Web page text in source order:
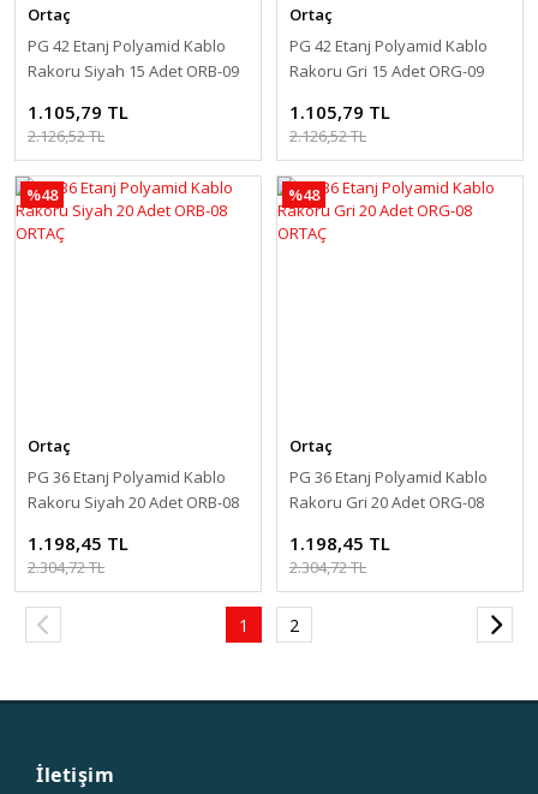
Ortaç
PG 42 Etanj Polyamid Kablo
Rakoru Siyah 15 Adet ORB-09
1.105,79 TL
2.126,52 TL
Ortaç
PG 42 Etanj Polyamid Kablo
Rakoru Gri 15 Adet ORG-09
1.105,79 TL
2.126,52 TL
%48
Ortaç
PG 36 Etanj Polyamid Kablo
Rakoru Siyah 20 Adet ORB-08
1.198,45 TL
2.304,72 TL
%48
Ortaç
PG 36 Etanj Polyamid Kablo
Rakoru Gri 20 Adet ORG-08
1.198,45 TL
2.304,72 TL
1 2
İletişim